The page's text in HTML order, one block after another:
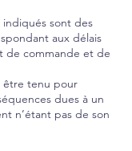
indiqués sont des
aux délais
de commande et de
être tenu pour
dues à un
n’étant pas de son